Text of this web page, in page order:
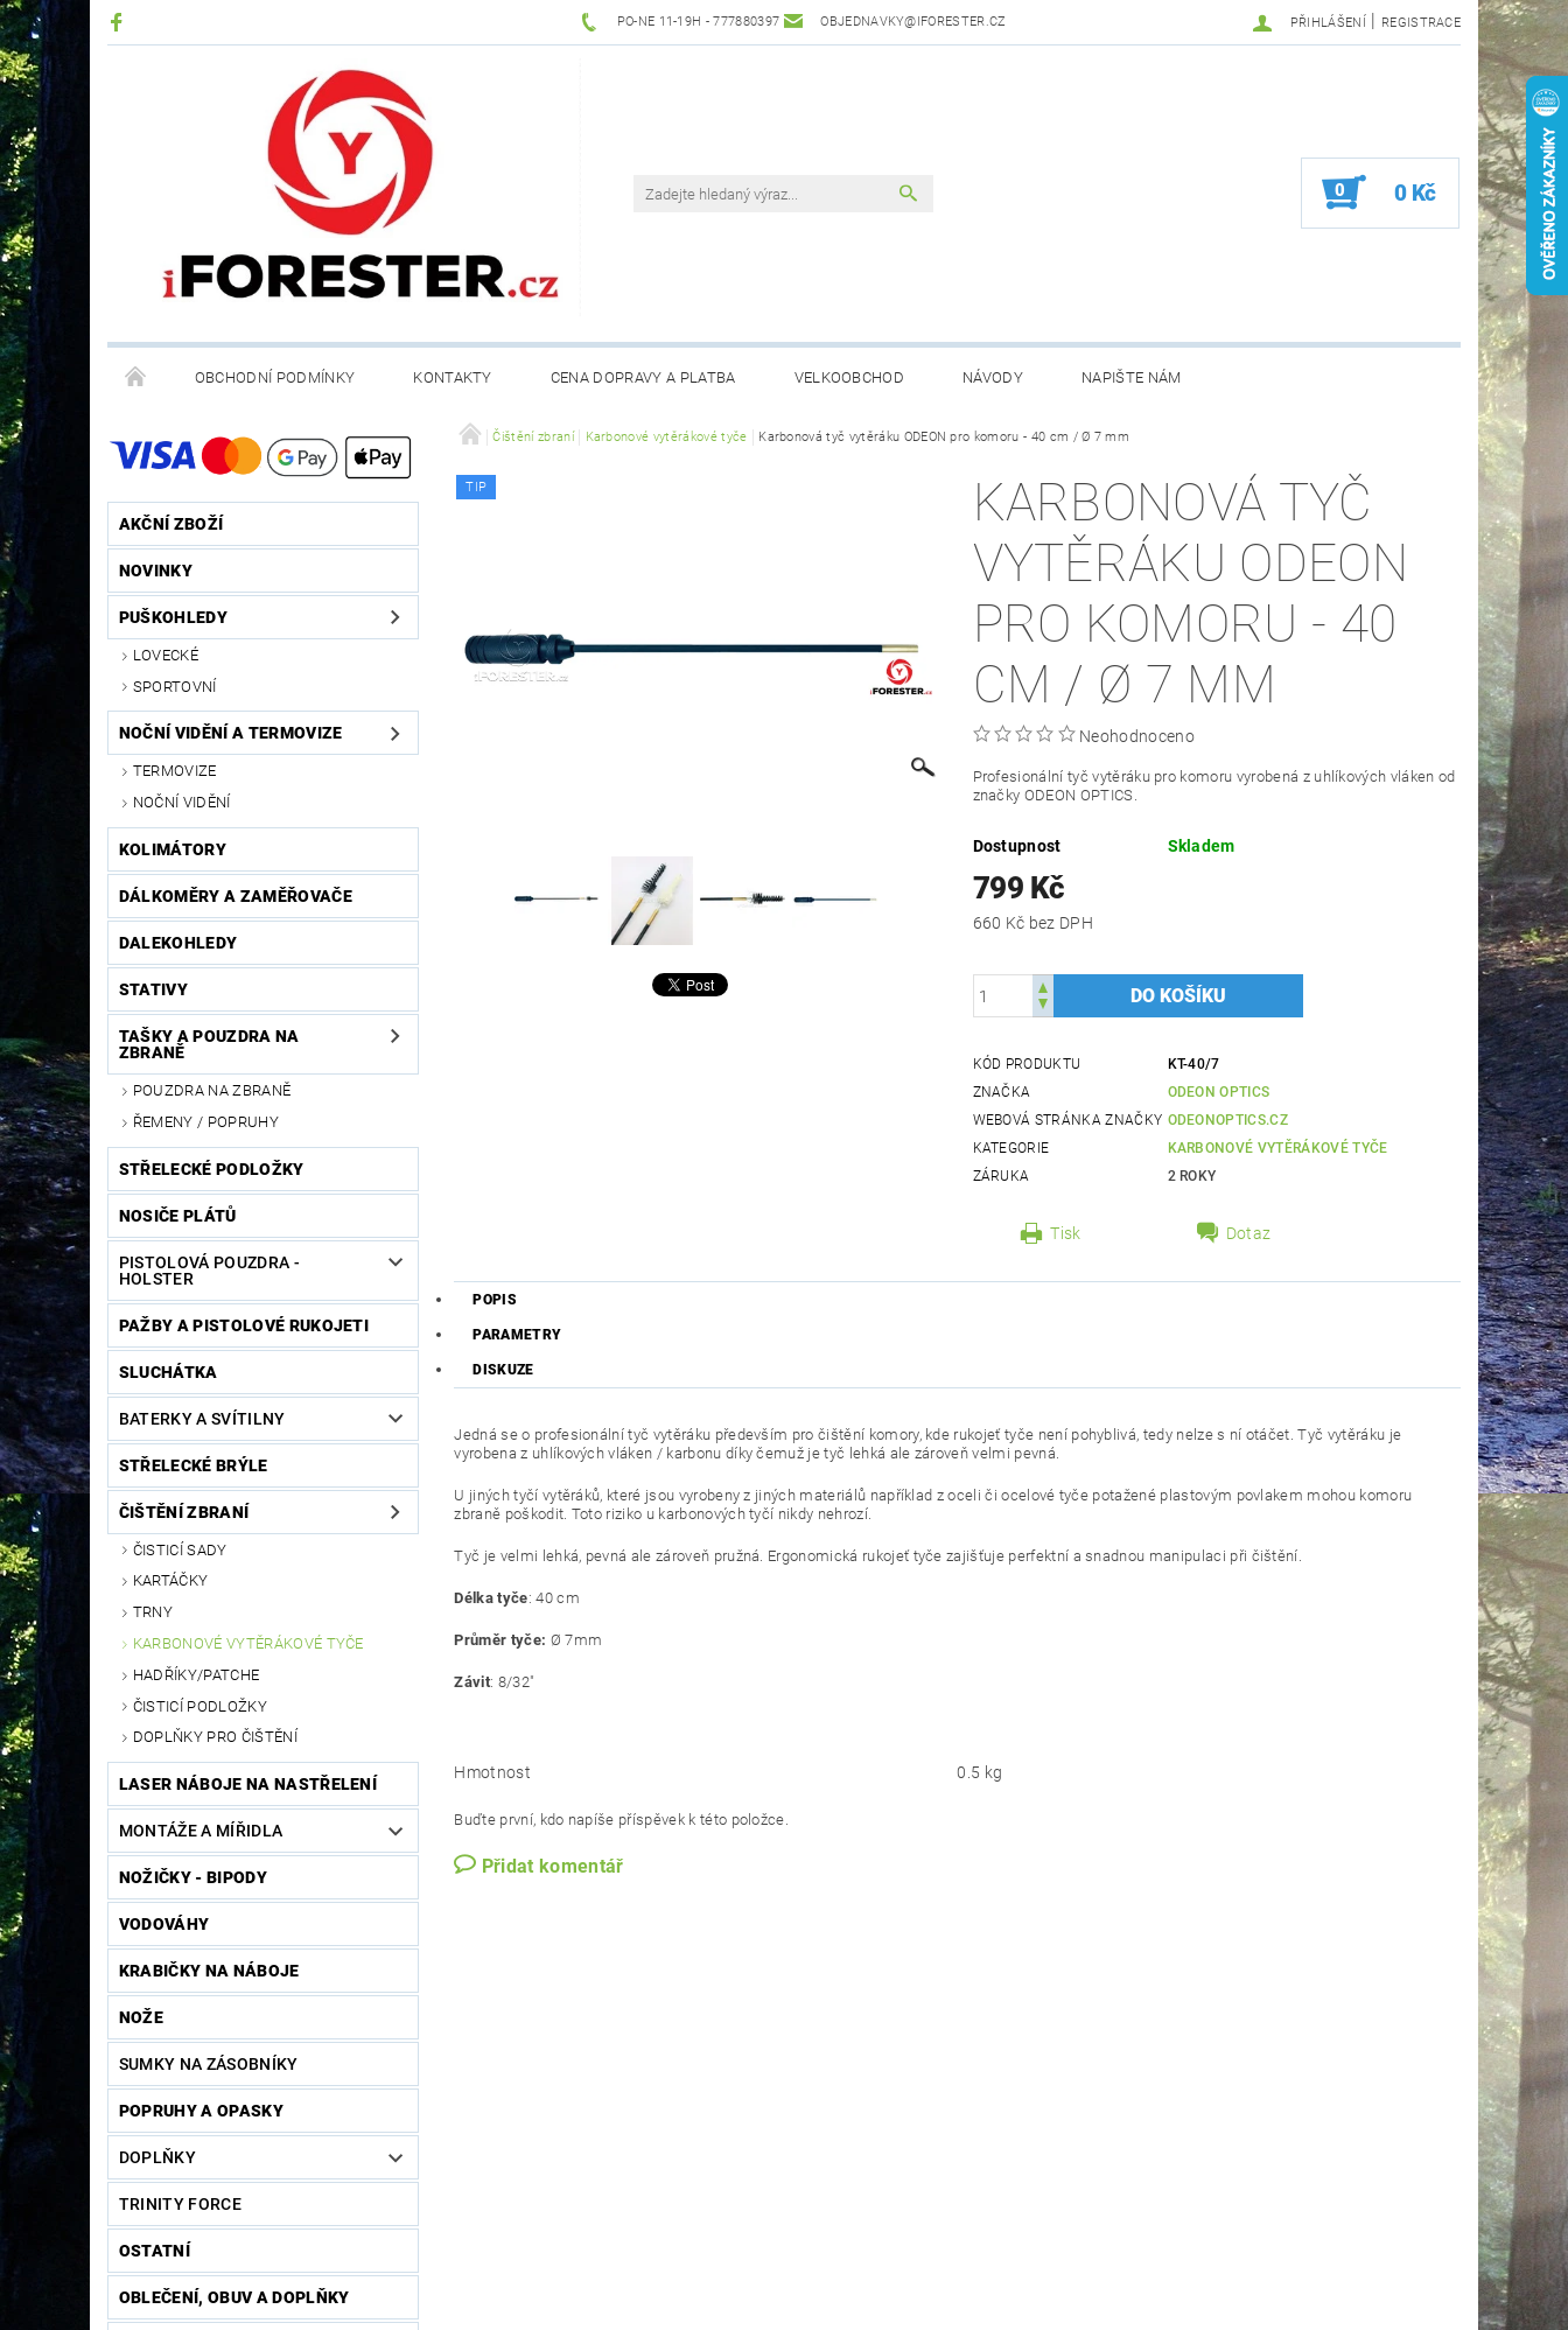
PO-NE 11-19H - 777880397 OBJEDNAVKY@IFORESTER.CZ PŘIHLÁŠENÍ | REGISTRACE
0 0 Kč
OBCHODNÍ PODMÍNKY KONTAKTY CENA DOPRAVY A PLATBA VELKOOBCHOD NÁVODY NAPIŠTE NÁM
RECYKLACE ELEKTROODPADU A BATERIÍ
AKČNÍ ZBOŽÍ
NOVINKY
PUŠKOHLEDY
LOVECKÉ
SPORTOVNÍ
NOČNÍ VIDĚNÍ A TERMOVIZE
TERMOVIZE
NOČNÍ VIDĚNÍ
KOLIMÁTORY
DÁLKOMĚRY A ZAMĚŘOVAČE
DALEKOHLEDY
STATIVY
TAŠKY A POUZDRA NA
ZBRANĚ
POUZDRA NA ZBRANĚ
ŘEMENY / POPRUHY
STŘELECKÉ PODLOŽKY
NOSIČE PLÁTŮ
PISTOLOVÁ POUZDRA -
HOLSTER
PAŽBY A PISTOLOVÉ RUKOJETI
SLUCHÁTKA
BATERKY A SVÍTILNY
STŘELECKÉ BRÝLE
ČIŠTĚNÍ ZBRANÍ
ČISTICÍ SADY
KARTÁČKY
TRNY
KARBONOVÉ VYTĚRÁKOVÉ TYČE
HADŘÍKY/PATCHE
ČISTICÍ PODLOŽKY
DOPLŇKY PRO ČIŠTĚNÍ
LASER NÁBOJE NA NASTŘELENÍ
MONTÁŽE A MÍŘIDLA
NOŽIČKY - BIPODY
VODOVÁHY
KRABIČKY NA NÁBOJE
NOŽE
SUMKY NA ZÁSOBNÍKY
POPRUHY A OPASKY
DOPLŇKY
TRINITY FORCE
OSTATNÍ
OBLEČENÍ, OBUV A DOPLŇKY
Čištění zbraní Karbonové vytěrákové tyče Karbonová tyč vytěráku ODEON pro komoru - 40 cm / Ø 7 mm
TIP
KARBONOVÁ TYČ
VYTĚRÁKU ODEON
PRO KOMORU - 40
CM / Ø 7 MM
Neohodnoceno
Profesionální tyč vytěráku pro komoru vyrobená z uhlíkových vláken od
značky ODEON OPTICS.
Dostupnost Skladem
799 Kč
660 Kč bez DPH
KÓD PRODUKTU
KT-40/7
ZNAČKA
ODEON OPTICS
WEBOVÁ STRÁNKA ZNAČKY ODEONOPTICS.CZ
KATEGORIE
KARBONOVÉ VYTĚRÁKOVÉ TYČE
ZÁRUKA
2 ROKY
Tisk Dotaz
POPIS
PARAMETRY
DISKUZE
Jedná se o profesionální tyč vytěráku především pro čištění komory, kde rukojeť tyče není pohyblivá, tedy nelze s ní otáčet. Tyč vytěráku je
vyrobena z uhlíkových vláken / karbonu díky čemuž je tyč lehká ale zároveň velmi pevná.
U jiných tyčí vytěráků, které jsou vyrobeny z jiných materiálů například z oceli či ocelové tyče potažené plastovým povlakem mohou komoru
zbraně poškodit. Toto riziko u karbonových tyčí nikdy nehrozí.
Tyč je velmi lehká, pevná ale zároveň pružná. Ergonomická rukojeť tyče zajišťuje perfektní a snadnou manipulaci při čištění.
Délka tyče: 40 cm
Průměr tyče: Ø 7mm
Závit: 8/32"
Hmotnost 0.5 kg
Buďte první, kdo napíše příspěvek k této položce.
Přidat komentář